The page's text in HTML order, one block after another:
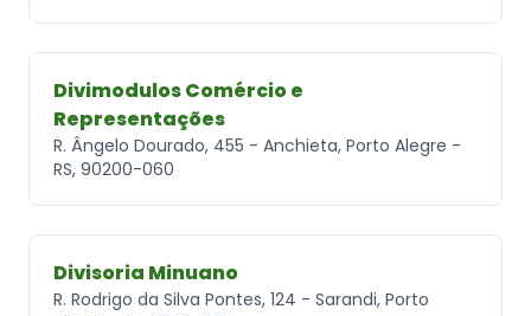
Divimodulos Comércio e
Representações
R. Ângelo Dourado, 455 - Anchieta, Porto Alegre -
RS, 90200-060
Divisoria Minuano
R. Rodrigo da Silva Pontes, 124 - Sarandi, Porto